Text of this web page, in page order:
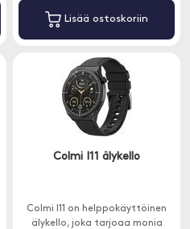
Lisää ostoskoriin
Colmi I11 älykello
Colmi I11 on helppokäyttöinen
älykello, joka tarjoaa monia